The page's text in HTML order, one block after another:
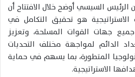
الرئيس السيسي أوضح خلال الافتتاح أن
هو تحقيق التكامل في
جهات القوات المسلحة، وتعزيز
الدائم لمواجهة مختلف التحديات
المتطورة، بما يسهم في حماية
الاستراتيجية.